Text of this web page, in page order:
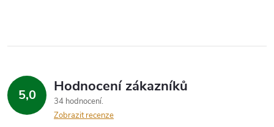
5,0 Hodnocení zákazníků
34 hodnocení
Zobrazit recenze